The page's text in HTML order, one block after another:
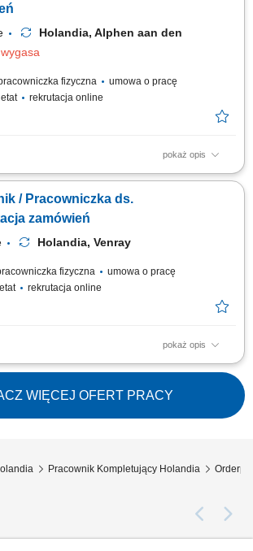
możesz też otrzymać dodatkowe
Holandia, Alphen aan den
fizyczna
umowa o pracę
etat rekrutacja online
pokaż opis
procesów magazynowych związanych z
do transportu; Kompletowanie zamówień
magazynową; Sortowanie, przepakowywanie i
/ Pracowniczka ds.
zamówień
Holandia, Venray
fizyczna
umowa o pracę
rekrutacja online
pokaż opis
zamówień klientów w dużym centrum
produktów zgodnie ze skanerem i listą
i przygotowanie towaru do wysyłki, praca w
(w tym chłodnia i mroźnia), wykonywanie
WIĘCEJ OFERT PRACY
Pracownik Kompletujący Holandia